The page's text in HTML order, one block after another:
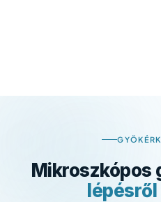
Mikroszkópos
lépésről